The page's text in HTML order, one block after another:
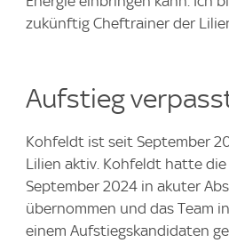
zukünftig Cheftrainer der
Aufstieg
Kohfeldt ist seit September
Lilien aktiv. Kohfeldt hatte die
September 2024 in akuter
übernommen und das Team
einem Aufstiegskandidaten